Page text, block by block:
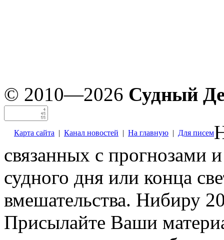
© 2010—2026 Судный
Карта сайта | Канал новостей | На главную | Для писем
связанных с прогнозами
судного дня или конца
вмешательства. Нибиру
Присылайте Ваши